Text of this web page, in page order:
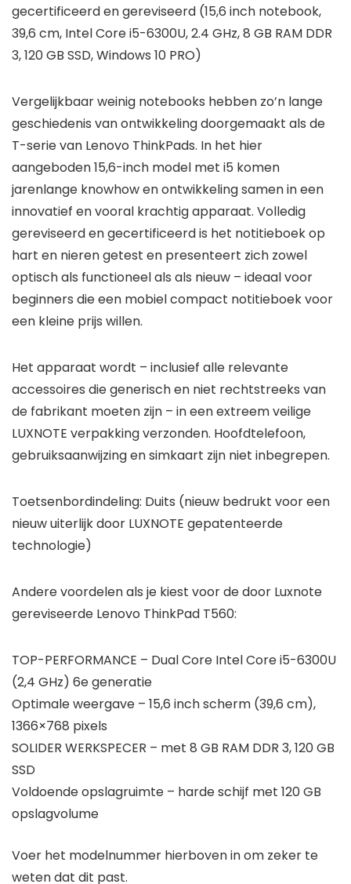
gecertificeerd en gereviseerd (15,6 inch notebook,
39,6 cm, Intel Core i5-6300U, 2.4 GHz, 8 GB RAM DDR
3, 120 GB SSD, Windows 10 PRO)
Vergelijkbaar weinig notebooks hebben zo’n lange
geschiedenis van ontwikkeling doorgemaakt als de
T-serie van Lenovo ThinkPads. In het hier
aangeboden 15,6-inch model met i5 komen
jarenlange knowhow en ontwikkeling samen in een
innovatief en vooral krachtig apparaat. Volledig
gereviseerd en gecertificeerd is het notitieboek op
hart en nieren getest en presenteert zich zowel
optisch als functioneel als als nieuw – ideaal voor
beginners die een mobiel compact notitieboek voor
een kleine prijs willen.
Het apparaat wordt – inclusief alle relevante
accessoires die generisch en niet rechtstreeks van
de fabrikant moeten zijn – in een extreem veilige
LUXNOTE verpakking verzonden. Hoofdtelefoon,
gebruiksaanwijzing en simkaart zijn niet inbegrepen.
Toetsenbordindeling: Duits (nieuw bedrukt voor een
nieuw uiterlijk door LUXNOTE gepatenteerde
technologie)
Andere voordelen als je kiest voor de door Luxnote
gereviseerde Lenovo ThinkPad T560:
TOP-PERFORMANCE – Dual Core Intel Core i5-6300U
(2,4 GHz) 6e generatie
Optimale weergave – 15,6 inch scherm (39,6 cm),
1366×768 pixels
SOLIDER WERKSPECER – met 8 GB RAM DDR 3, 120 GB
SSD
Voldoende opslagruimte – harde schijf met 120 GB
opslagvolume
Voer het modelnummer hierboven in om zeker te
weten dat dit past.